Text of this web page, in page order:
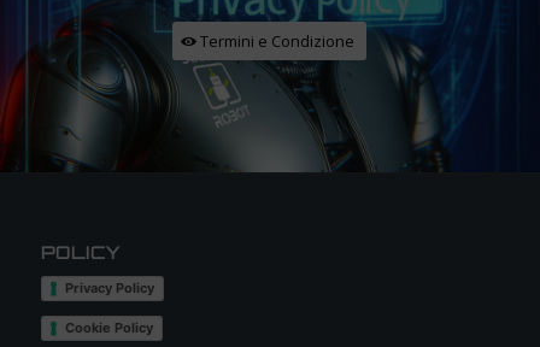
Termini e Condizione
POLICY
Privacy Policy
Cookie Policy